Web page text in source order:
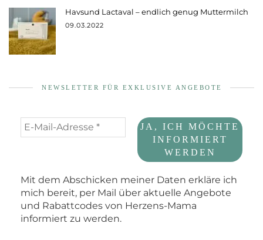
Havsund Lactaval – endlich genug Muttermilch
09.03.2022
NEWSLETTER FÜR EXKLUSIVE ANGEBOTE
Mit dem Abschicken meiner Daten erkläre ich
mich bereit, per Mail über aktuelle Angebote
und Rabattcodes von Herzens-Mama
informiert zu werden.